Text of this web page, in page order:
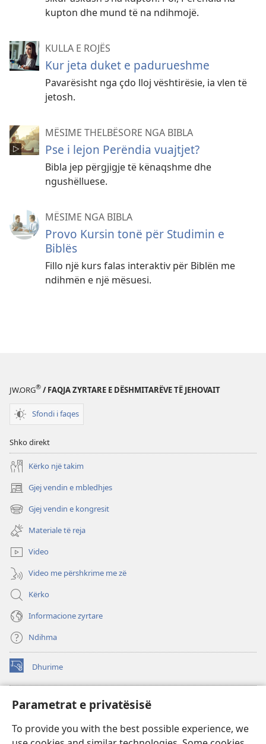
Parametrat e privatësisë
To provide you with the best possible experience, we
kupton dhe mund të na ndihmojë.
KULLA E ROJËS
Kur jeta duket e padurueshme
Pavarësisht nga çdo lloj vështirësie, ia vlen të
jetosh.
MËSIME THELBËSORE NGA BIBLA
Pse i lejon Perëndia vuajtjet?
Bibla jep përgjigje të kënaqshme dhe
ngushëlluese.
MËSIME NGA BIBLA
Provo Kursin tonë për Studimin e
Biblës
Fillo një kurs falas interaktiv për Biblën me
ndihmën e një mësuesi.
JW.ORG® / FAQJA ZYRTARE E DËSHMITARËVE TË JEHOVAIT
Sfondi i faqes
Shko direkt
Kërko një takim
Gjej vendin e mbledhjes
(hap
dritare
të
re)
Gjej vendin e kongresit
(hap
dritare
të
re)
Materiale të reja
Video
Video me përshkrime me zë
Kërko
Informacione zyrtare
Ndihma
Dhurime
(hap
dritare
re)
BIBLIOTEKA ONLINE Watchtower
(hap
të
re)
JW Hub
(hap